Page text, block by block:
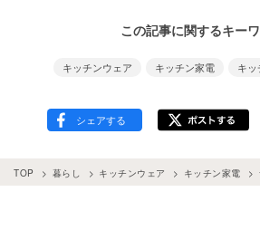
この記事に関するキー
キッチンウェア キッチン家電 キ
TOP 暮らし キッチンウェア キッチン家電